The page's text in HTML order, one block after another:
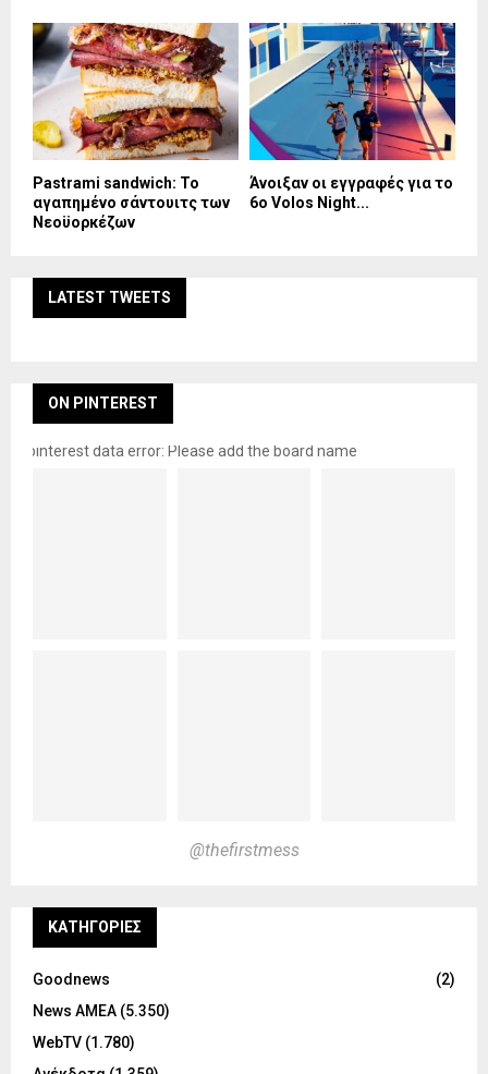
Pastrami sandwich: Το
αγαπημένο σάντουιτς των
Νεοϋορκέζων
Άνοιξαν οι εγγραφές για το
6ο Volos Night...
LATEST TWEETS
ON PINTEREST
pinterest data error: Please add the board name
@thefirstmess
KΑΤΗΓΟΡΊΕΣ
Goodnews
(2)
News ΑΜΕΑ (5.350)
WebTV (1.780)